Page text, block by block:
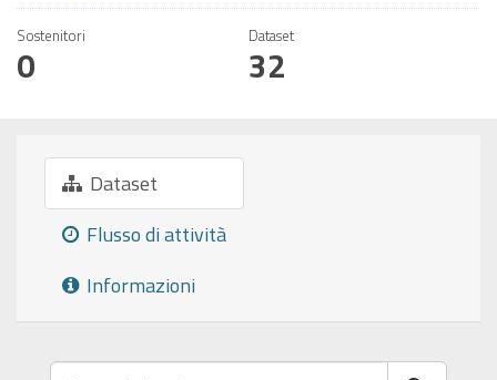
Sostenitori
0
Dataset
32
Dataset
Flusso di attività
Informazioni